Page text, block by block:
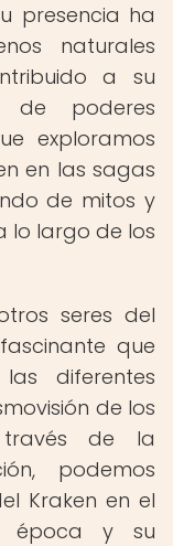
presencia ha
naturales
a su
de poderes
exploramos
en las sagas
de mitos y
lo largo de los
seres del
que
diferentes
de los
través de la
podemos
Kraken en el
época y su